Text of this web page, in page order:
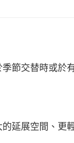
節交替時或於
延展空間、更